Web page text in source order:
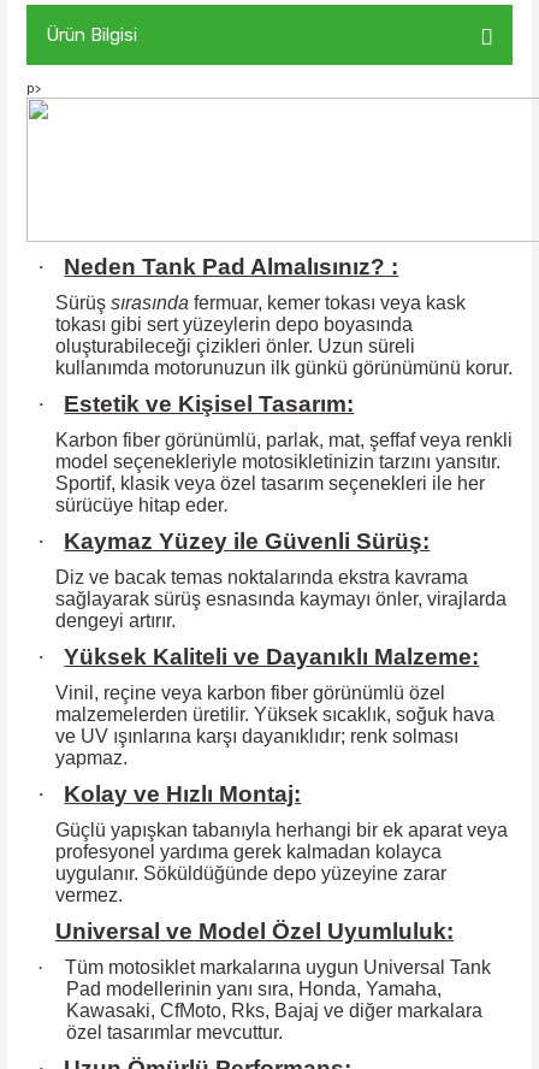
Ürün Bilgisi
p>
· Neden Tank Pad Almalısınız? :
Sürüş sırasında fermuar, kemer tokası veya kask
tokası gibi sert yüzeylerin depo boyasında
oluşturabileceği çizikleri önler. Uzun süreli
kullanımda motorunuzun ilk günkü görünümünü korur.
· Estetik ve Kişisel Tasarım:
Karbon fiber görünümlü, parlak, mat, şeffaf veya renkli
model seçenekleriyle motosikletinizin tarzını yansıtır.
Sportif, klasik veya özel tasarım seçenekleri ile her
sürücüye hitap eder.
· Kaymaz Yüzey ile Güvenli Sürüş:
Diz ve bacak temas noktalarında ekstra kavrama
sağlayarak sürüş esnasında kaymayı önler, virajlarda
dengeyi artırır.
· Yüksek Kaliteli ve Dayanıklı Malzeme:
Vinil, reçine veya karbon fiber görünümlü özel
malzemelerden üretilir. Yüksek sıcaklık, soğuk hava
ve UV ışınlarına karşı dayanıklıdır; renk solması
yapmaz.
· Kolay ve Hızlı Montaj:
Güçlü yapışkan tabanıyla herhangi bir ek aparat veya
profesyonel yardıma gerek kalmadan kolayca
uygulanır. Söküldüğünde depo yüzeyine zarar
vermez.
Universal ve Model Özel Uyumluluk:
·
Tüm motosiklet markalarına uygun Universal Tank
Pad modellerinin yanı sıra, Honda, Yamaha,
Kawasaki, CfMoto, Rks, Bajaj ve diğer markalara
özel tasarımlar mevcuttur.